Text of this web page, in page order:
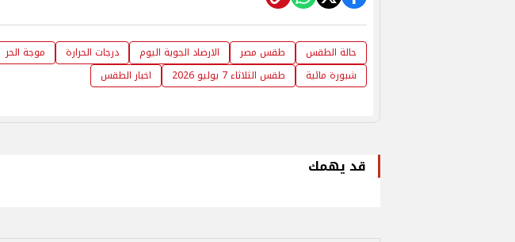
حالة الطقس طقس مصر الارصاد الجوية اليوم درجات الحرارة موجة الحر
شبورة مائية
طقس الثلاثاء 7 يوليو 2026 اخبار الطقس
قد يهمك